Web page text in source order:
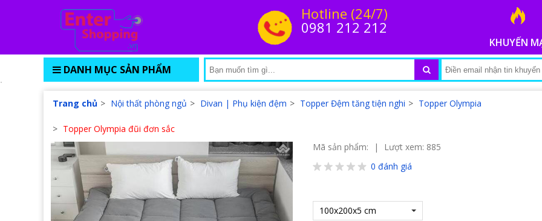
Hotline (24/7)
0981 212 212
KHUYẾN
DANH MỤC SẢN PHẨM
Trang chủ > Nội thất phòng ngủ > Divan | Phụ kiện đệm > Topper Đệm tăng tiện nghi > Topper Olympia
> Topper Olympia đũi đơn sắc
Mã sản phẩm: |
Lượt xem: 885
0 đánh giá
100x200x5 cm